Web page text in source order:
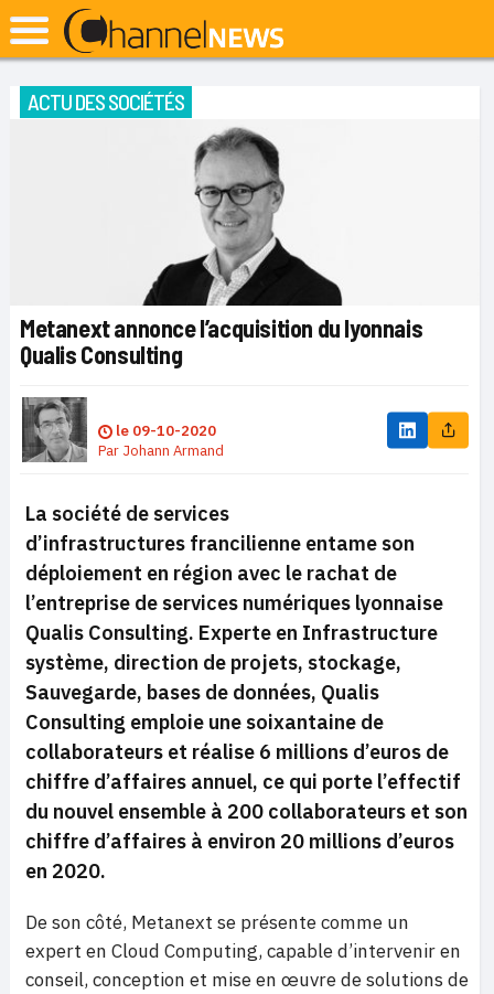
ACTU DES SOCIÉTÉS
Metanext annonce l’acquisition du lyonnais
Qualis Consulting
le 09-10-2020
Par Johann Armand
La société de services
d’infrastructures francilienne entame son
déploiement en région avec le rachat de
l’entreprise de services numériques lyonnaise
Qualis Consulting. Experte en Infrastructure
système, direction de projets, stockage,
Sauvegarde, bases de données, Qualis
Consulting emploie une soixantaine de
collaborateurs et réalise 6 millions d’euros de
chiffre d’affaires annuel, ce qui porte l’effectif
du nouvel ensemble à 200 collaborateurs et son
chiffre d’affaires à environ 20 millions d’euros
en 2020.
De son côté, Metanext se présente comme un
expert en Cloud Computing, capable d’intervenir en
conseil, conception et mise en œuvre de solutions de